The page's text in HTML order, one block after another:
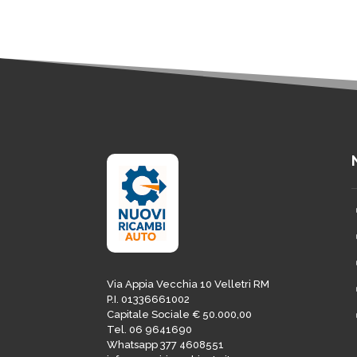
Via Appia Vecchia 10 Velletri RM
P.I. 01336661002
Capitale Sociale € 50.000,00
Tel. 06 9641690
Whatsapp 377 4608551